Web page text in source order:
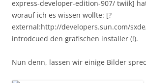
express-developer-edition-907/ twiik]
worauf ich es wissen wollte: [?
external:http://developers.sun.com/
introdcued den grafischen installer (!).
Nun denn, lassen wir einige Bilder